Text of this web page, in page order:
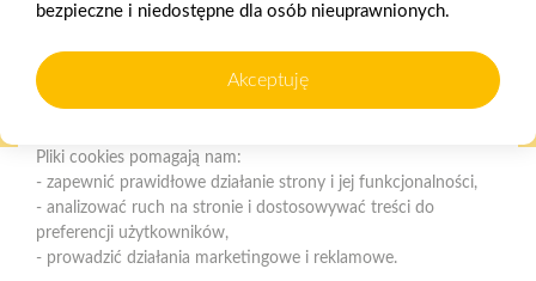
na terenie całej Polski
Mrówka Łososina
Łososina Dolna 416, 33-314 Łososina Dolna
bezpieczne i niedostępne dla osób nieuprawnionych.
Akceptuję
korzystania z naszej strony internetowej. Pliki te mogą być
partnerów, np. dostawców narzędzi analitycznych.
Pliki cookies pomagają nam:
- zapewnić prawidłowe działanie strony i jej funkcjonalności,
- analizować ruch na stronie i dostosowywać treści do
preferencji użytkowników,
- prowadzić działania marketingowe i reklamowe.